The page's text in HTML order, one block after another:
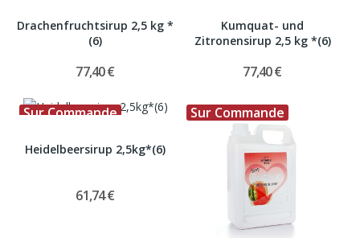
Drachenfruchtsirup 2,5 kg *
(6)
77,40 €
Kumquat- und
Zitronensirup 2,5 kg *(6)
77,40 €
Sur Commande
Heidelbeersirup 2,5kg*(6)
61,74 €
Sur Commande